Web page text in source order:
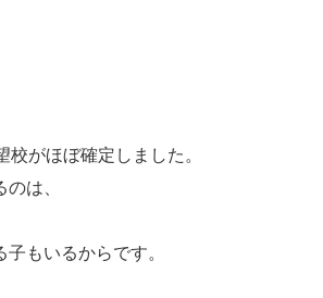
がほぼ確定しました。
は、
もいるからです。